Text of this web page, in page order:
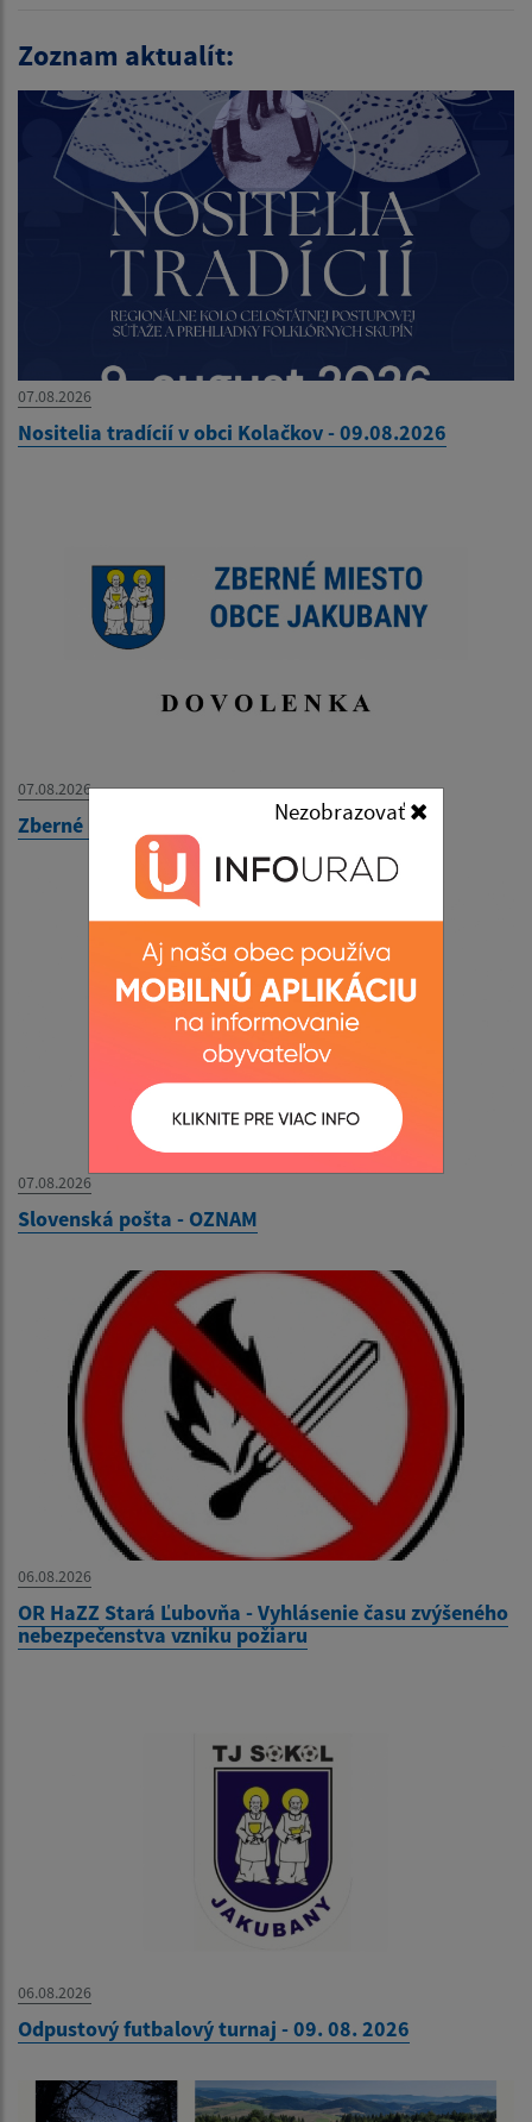
Nezobrazovať
Zoznam aktualít:
07.08.2026
Nositelia tradícií v obci Kolačkov - 09.08.2026
07.08.2026
Zberné miesto - OZNAM
07.08.2026
Slovenská pošta - OZNAM
06.08.2026
OR HaZZ Stará Ľubovňa - Vyhlásenie času zvýšeného
nebezpečenstva vzniku požiaru
06.08.2026
Odpustový futbalový turnaj - 09. 08. 2026